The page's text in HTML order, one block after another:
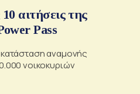
αιτήσεις της
Pass
αναμονής
νοικοκυριών